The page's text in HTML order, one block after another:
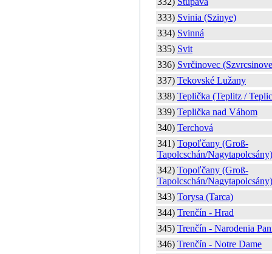
333) Svinia (Szinye)
334) Svinná
335) Svit
336) Svrčinovec
337) Tekovské Lužany
338) Teplička (Teplitz /
339) Teplička nad Váhom
340) Terchová
341) Topoľčany (Groß-
Tapolcschán/Nagytapolcsány)
342) Topoľčany (Groß-
Tapolcschán/Nagytapolcsány)
343) Torysa (Tarca)
344) Trenčín - Hrad
345) Trenčín - Narodenia
346) Trenčín - Notre Dame